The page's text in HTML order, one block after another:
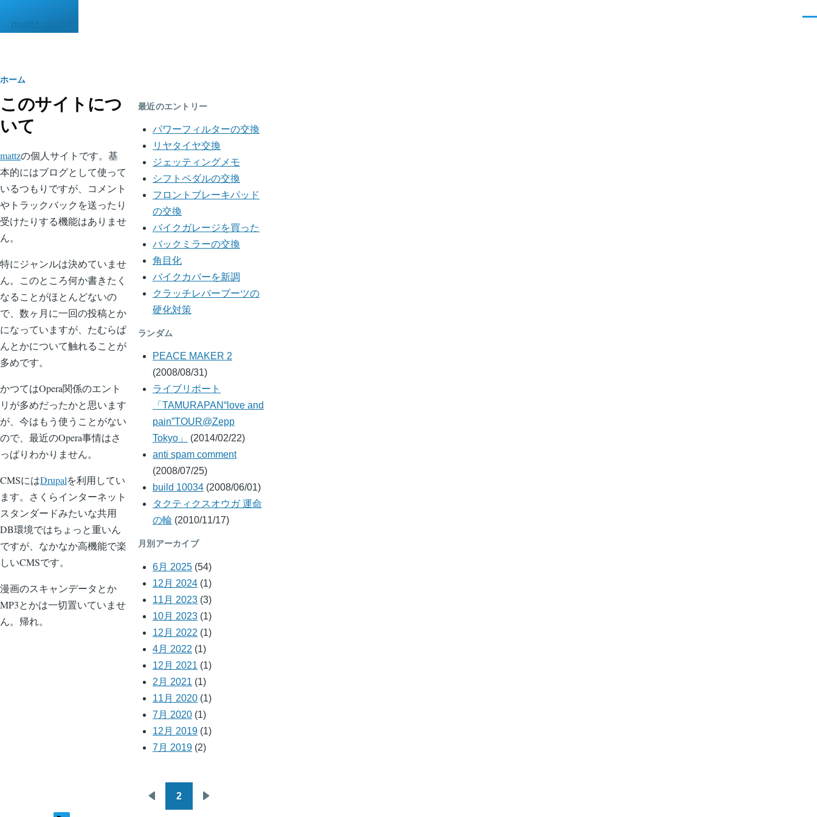
mattz.xii.jp
パ
ン
く
ホーム
このサイトにつ
いて
mattzの個人サイトです。基
本的にはブログとして使って
いるつもりですが、コメント
やトラックバックを送ったり
受けたりする機能はありませ
ん。
特にジャンルは決めていませ
ん。このところ何か書きたく
なることがほとんどないの
で、数ヶ月に一回の投稿とか
になっていますが、たむらぱ
んとかについて触れることが
多めです。
かつてはOpera関係のエント
リが多めだったかと思います
が、今はもう使うことがない
ので、最近のOpera事情はさ
っぱりわかりません。
CMSにはDrupalを利用してい
ます。さくらインターネット
スタンダードみたいな共用
DB環境ではちょっと重いん
ですが、なかなか高機能で楽
しいCMSです。
漫画のスキャンデータとか
MP3とかは一切置いていませ
ん。帰れ。
最近のエントリー
パワーフィルターの交換
リヤタイヤ交換
ジェッティングメモ
シフトペダルの交換
フロントブレーキパッド
の交換
バイクガレージを買った
バックミラーの交換
角目化
バイクカバーを新調
クラッチレバーブーツの
硬化対策
ランダム
PEACE MAKER 2
(2008/08/31)
ライブリポート
「TAMURAPAN“love and
pain”TOUR@Zepp
Tokyo」
(2014/02/22)
anti spam comment
(2008/07/25)
build 10034 (2008/06/01)
タクティクスオウガ 運命
の輪 (2010/11/17)
月別アーカイブ
6月 2025 (54)
12月 2024 (1)
11月 2023 (3)
10月 2023 (1)
12月 2022 (1)
4月 2022 (1)
12月 2021 (1)
2月 2021 (1)
11月 2020 (1)
7月 2020 (1)
12月 2019 (1)
7月 2019 (2)
2